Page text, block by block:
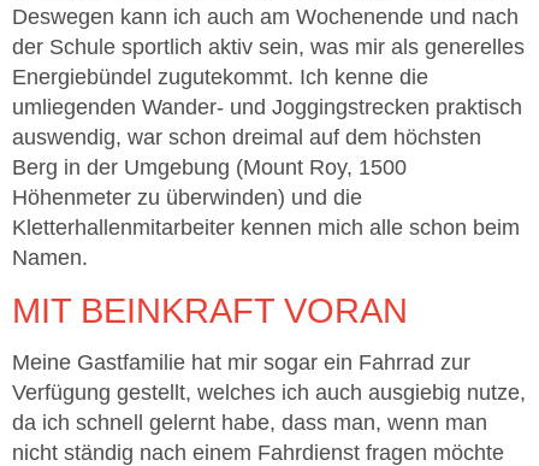
Deswegen kann ich auch am Wochenende und nach
der Schule sportlich aktiv sein, was mir als generelles
Energiebündel zugutekommt. Ich kenne die
umliegenden Wander- und Joggingstrecken praktisch
auswendig, war schon dreimal auf dem höchsten
Berg in der Umgebung (Mount Roy, 1500
Höhenmeter zu überwinden) und die
Kletterhallenmitarbeiter kennen mich alle schon beim
Namen.
MIT BEINKRAFT VORAN
Meine Gastfamilie hat mir sogar ein Fahrrad zur
Verfügung gestellt, welches ich auch ausgiebig nutze,
da ich schnell gelernt habe, dass man, wenn man
nicht ständig nach einem Fahrdienst fragen möchte